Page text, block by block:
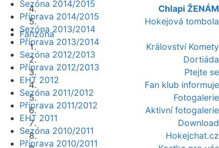
Chlapi ŽENÁM
Hokejová tombola
Fanzóna
Království Komety
Dortiáda
Ptejte se
Fan klub informuje
Fotogalerie
Aktivní fotogalerie
Download
Hokejchat.cz
Sezóna 2014/2015
Příprava 2014/2015
Sezóna 2013/2014
Příprava 2013/2014
Sezóna 2012/2013
Příprava 2012/2013
EHT 2012
Sezóna 2011/2012
Příprava 2011/2012
EHT 2011
Sezóna 2010/2011
Příprava 2010/2011